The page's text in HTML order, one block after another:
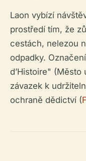
Laon vybízí
prostředí tím, že
cestách, nelezou
odpadky.
d’Histoire"
závazek k
ochraně dědictví (